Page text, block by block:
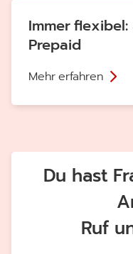
Immer flexibel:
Prepaid
Mehr erfahren
Du hast
Ruf